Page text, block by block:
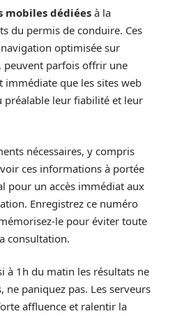
mobiles dédiées à la
du permis de conduire. Ces
optimisée sur
peuvent parfois offrir une
immédiate que les sites web
préalable leur fiabilité et leur
nécessaires, y compris
ces informations à portée
pour un accès immédiat aux
Enregistrez ce numéro
le pour éviter toute
consultation.
à 1h du matin les résultats ne
ne paniquez pas. Les serveurs
affluence et ralentir la